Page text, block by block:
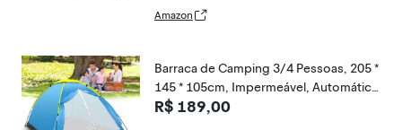
brincar
Amazon
Barraca de Camping 3/4 Pessoas, 205 *
145 * 105cm, Impermeável, Automátic
a, para Praia e Acampamento
R$ 189,00